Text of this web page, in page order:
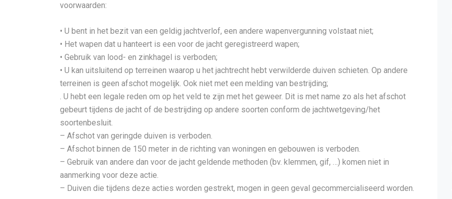
voorwaarden:
• U bent in het bezit van een geldig jachtverlof, een andere wapenvergunning volstaat niet;
• Het wapen dat u hanteert is een voor de jacht geregistreerd wapen;
• Gebruik van lood- en zinkhagel is verboden;
• U kan uitsluitend op terreinen waarop u het jachtrecht hebt verwilderde duiven schieten. Op andere
terreinen is geen afschot mogelijk. Ook niet met een melding van bestrijding;
. U hebt een legale reden om op het veld te zijn met het geweer. Dit is met name zo als het afschot
gebeurt tijdens de jacht of de bestrijding op andere soorten conform de jachtwetgeving/het
soortenbesluit.
– Afschot van geringde duiven is verboden.
– Afschot binnen de 150 meter in de richting van woningen en gebouwen is verboden.
– Gebruik van andere dan voor de jacht geldende methoden (bv. klemmen, gif, …) komen niet in
aanmerking voor deze actie.
– Duiven die tijdens deze acties worden gestrekt, mogen in geen geval gecommercialiseerd worden.